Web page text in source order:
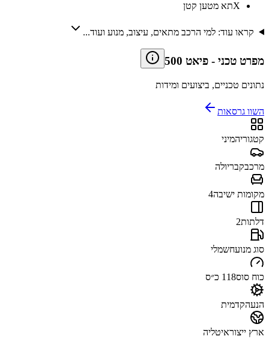
Xתא מטען קטן
קראו עוד: למי הרכב מתאים, עיצוב, מנוע ועוד...
מפרט טכני - פיאט 500
נתונים טכניים, ביצועים ומידות
השוו גרסאות
קטגוריהמיני
מרכבקבריולה
מקומות ישיבה4
דלתות2
סוג מנועחשמלי
כוח סוס118 כ״ס
הנעהקדמית
ארץ ייצוראיטליה